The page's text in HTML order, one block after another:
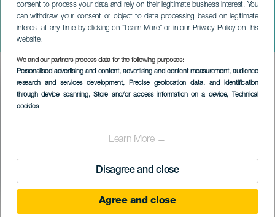
consent to process your data and rely on their legitimate business interest. You
can withdraw your consent or object to data processing based on legitimate
interest at any time by clicking on “Learn More” or in our Privacy Policy on this
website.
We and our partners process data for the following purposes:
Personalised advertising and content, advertising and content measurement, audience
research and services development, Precise geolocation data, and identification
through device scanning, Store and/or access information on a device, Technical
cookies
Learn More →
Disagree and close
Agree and close
Tarwa N-Tiniri na koncertě
TENERIFE
Imagen
Listado